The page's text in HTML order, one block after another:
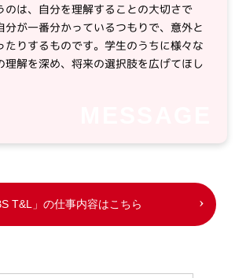
のは、自分を理解することの大切さで
分が一番分かっているつもりで、意外と
たりするものです。学生のうちに様々な
理解を深め、将来の選択肢を広げてほし
T&L」の仕事内容はこちら